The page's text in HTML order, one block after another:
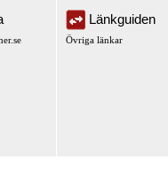
Länkguiden
Övriga länkar